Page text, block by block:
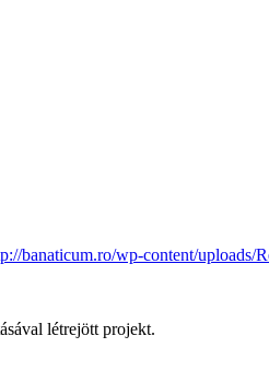
létrejött projekt.